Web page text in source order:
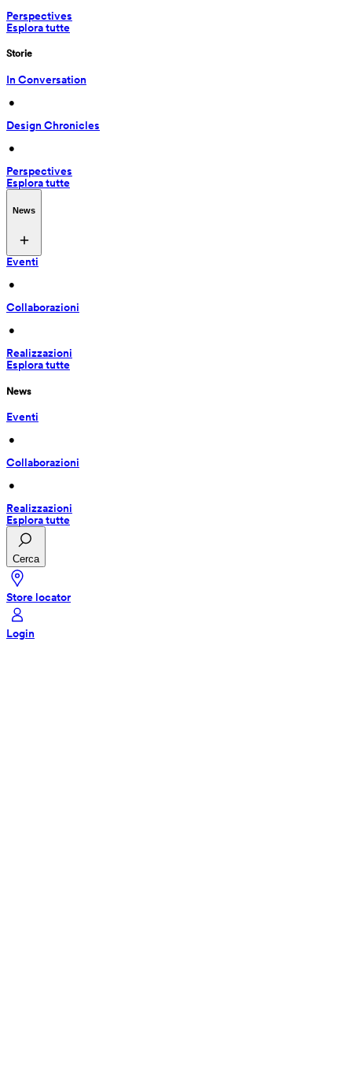
Perspectives
Esplora tutte
Storie
In Conversation
•
Design Chronicles
•
Perspectives
Esplora tutte
News
Eventi
•
Collaborazioni
•
Realizzazioni
Esplora tutte
News
Eventi
•
Collaborazioni
•
Realizzazioni
Esplora tutte
Cerca
Store locator
Login